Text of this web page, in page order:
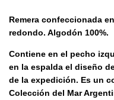
Remera confeccionada
redondo. Algodón 100%.
Contiene en el pecho
en la espalda el diseño
de la expedición. Es un
Colección del Mar